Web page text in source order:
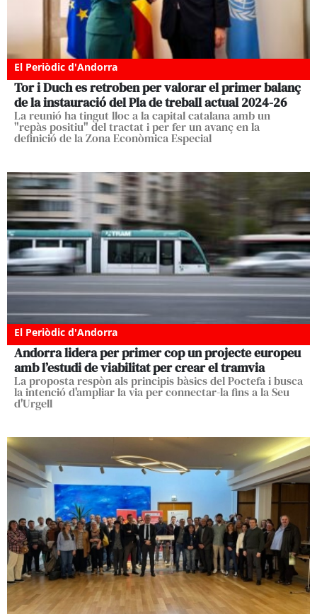
El Periòdic d'Andorra
Tor i Duch es retroben per valorar el primer balanç
de la instauració del Pla de treball actual 2024-26
La reunió ha tingut lloc a la capital catalana amb un
"repàs positiu" del tractat i per fer un avanç en la
definició de la Zona Econòmica Especial
El Periòdic d'Andorra
Andorra lidera per primer cop un projecte europeu
amb l’estudi de viabilitat per crear el tramvia
La proposta respòn als principis bàsics del Poctefa i busca
la intenció d'ampliar la via per connectar-la fins a la Seu
d'Urgell